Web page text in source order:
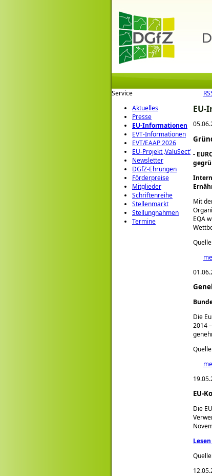
Service
Aktuelles
Presse
EU-Informationen
EVT-Informationen
EVT/EAAP 2026
EU-Projekt ‚ValuSect‘
Newsletter
DGfZ-Ehrungen
Förderpreise
Mitglieder
Schriftenreihe
Stellenmarkt
Stellungnahmen
Termine
EU-
-
Mit
EQA
Die
2014
EU-
Die